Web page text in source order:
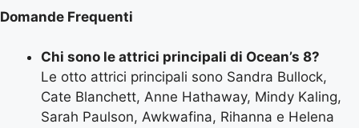
Domande Frequenti
Chi sono le attrici principali di Ocean’s 8?
Le otto attrici principali sono Sandra Bullock,
Cate Blanchett, Anne Hathaway, Mindy Kaling,
Sarah Paulson, Awkwafina, Rihanna e Helena